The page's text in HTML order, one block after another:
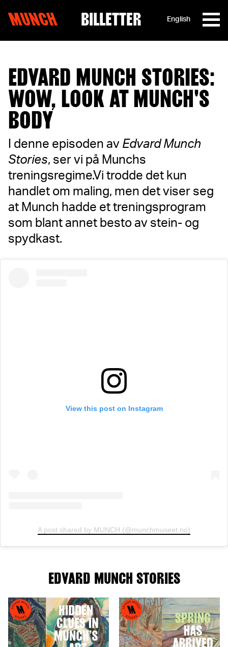
MUNCH BILLETTER English
EDVARD MUNCH STORIES:
WOW, LOOK AT MUNCH'S
BODY
I denne episoden av Edvard Munch
Stories, ser vi på Munchs
treningsregime.Vi trodde det kun
handlet om maling, men det viser seg
at Munch hadde et treningsprogram
som blant annet besto av stein- og
spydkast.
View this post on Instagram
A post shared by MUNCH (@munchmuseet.no)
EDVARD MUNCH STORIES